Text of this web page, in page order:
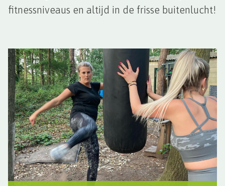
fitnessniveaus en altijd in de frisse buitenlucht!